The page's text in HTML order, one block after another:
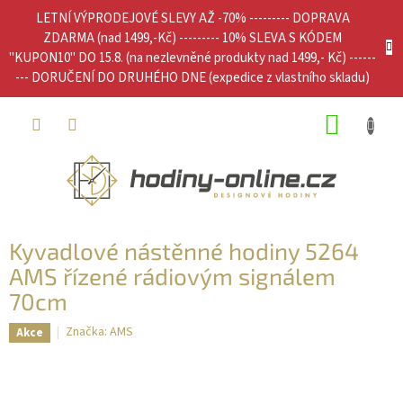
LETNÍ VÝPRODEJOVÉ SLEVY AŽ -70% --------- DOPRAVA
ZDARMA (nad 1499,-Kč) --------- 10% SLEVA S KÓDEM
"KUPON10" DO 15.8. (na nezlevněné produkty nad 1499,- Kč) ------
--- DORUČENÍ DO DRUHÉHO DNE (expedice z vlastního skladu)
Kyvadlové nástěnné hodiny 5264
AMS řízené rádiovým signálem
70cm
Akce Značka: AMS